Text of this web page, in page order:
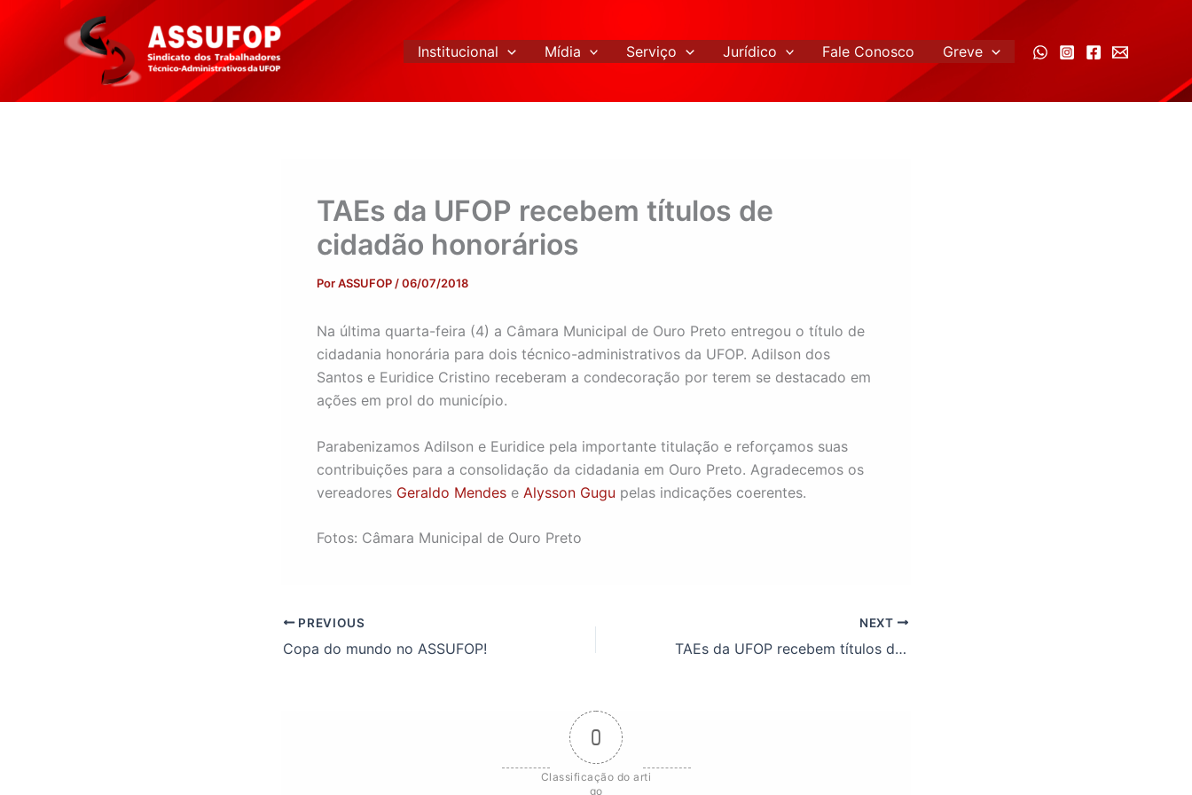
conteúdo
Institucional Mídia Serviço Jurídico Fale Conosco Greve
TAEs da UFOP recebem títulos de
cidadão honorários
PorASSUFOP /06/07/2018
Na última quarta-feira (4) a Câmara Municipal de Ouro Preto entregou o título de
cidadania honorária para dois técnico-administrativos da UFOP. Adilson dos
Santos e Euridice Cristino receberam a condecoração por terem se destacado em
ações em prol do município.
Parabenizamos Adilson e Euridice pela importante titulação e reforçamos suas
contribuições para a consolidação da cidadania em Ouro Preto. Agradecemos os
vereadores Geraldo Mendes e Alysson Gugu pelas indicações coerentes.
Fotos: Câmara Municipal de Ouro Preto
PREVIOUS
Copa do mundo no ASSUFOP!
NEXT
TAEs da UFOP recebem títulos de cidadão honorários
0
Classificação do arti
go